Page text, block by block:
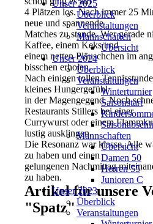
4 Plätzen los. Nach immer 25
neue und spannende
Matches zu stande. Wer gerade
Kaffee, einem Keks und
einem netten Pläuschchen im
bisschen erholen.
Nach einigen tollen
kleines Hungergefühl
in der Magengegend. Noch
Restaurants Stillers bei einer
Currywurst oder einem
lustig ausklingen.
Die Resonanz war klasse. Alle
zu haben und einen
gelungenen Nachmittag
zu haben.
Artikel für unsere
"Spatz"
Unser 2025
Überblick
Veranstaltungen
Mannschaften
Übersicht
Unser 2024
Überblick
Veranstaltungen
Winterturnier
Saisonstart
Mannschaften
Übersicht
Damen 50
Herren 55
Junioren C
Unser 2023
Überblick
Veranstaltungen